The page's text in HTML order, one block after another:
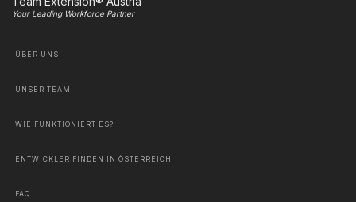
Your Leading Workforce Partner
ÜBER UNS
UNSER TEAM
WIE FUNKTIONIERT ES?
ENTWICKLER FINDEN IN ÖSTERREICH
FAQ